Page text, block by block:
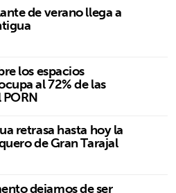
de verano llega a
los espacios
al 72% de las
retrasa hasta hoy la
de Gran Tarajal
dejamos de ser